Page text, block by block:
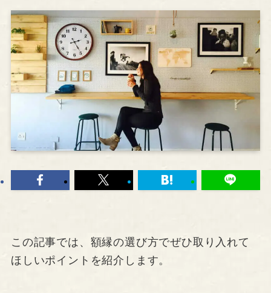
この記事では、額縁の選び方でぜひ取り入れて
ほしいポイントを紹介します。